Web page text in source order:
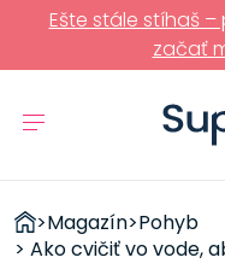
Ešte stále stíhaš –
začať
ZDRAVÉ
RÝCHLOVKY
>Magazín>Pohyb
> Ako cvičiť vo vode,